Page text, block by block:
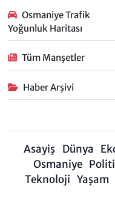
Osmaniye Trafik
Yoğunluk Haritası
Tüm Manşetler
Haber Arşivi
Asayiş Dünya
Osmaniye
Teknoloji Yaşam